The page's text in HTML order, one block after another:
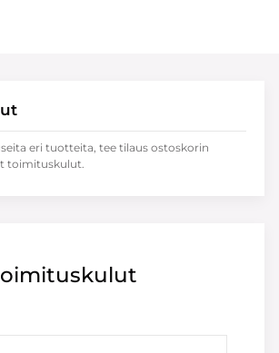
eri tuotteita, tee tilaus ostoskorin
toimituskulut.